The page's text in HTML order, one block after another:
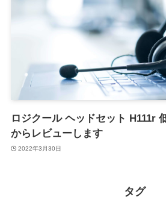
ロジクール ヘッドセット H111r
からレビューします
2022年3月30日
タグ